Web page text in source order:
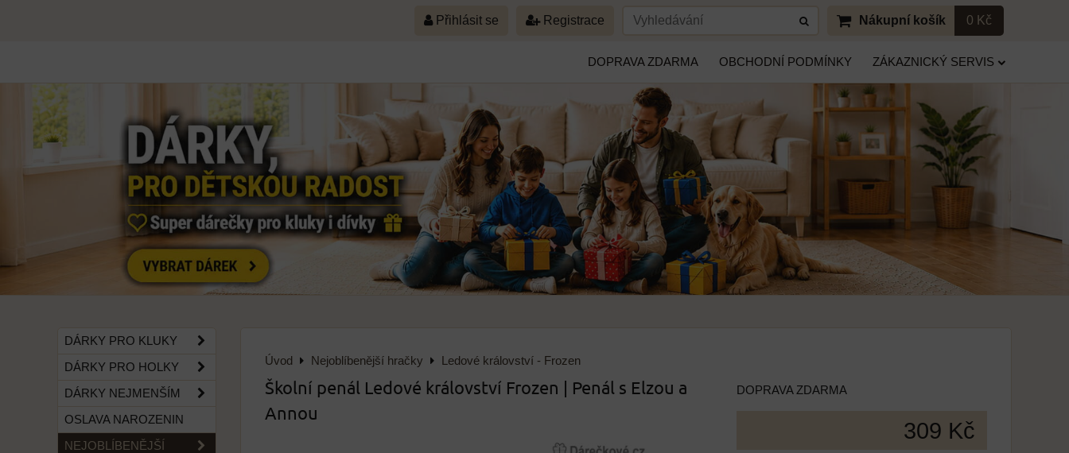
Přihlásit se Registrace Nákupní košík 0 Kč
DOPRAVA ZDARMA OBCHODNÍ PODMÍNKY ZÁKAZNICKÝ SERVIS
Úvod Nejoblíbenější hračky Ledové království - Frozen
Školní penál Ledové království Frozen | Penál s Elzou a
Annou
DOPRAVA ZDARMA
309 Kč
DÁRKY PRO KLUKY
DÁRKY PRO HOLKY
DÁRKY NEJMENŠÍM
OSLAVA NAROZENIN
NEJOBLÍBENĚJŠÍ